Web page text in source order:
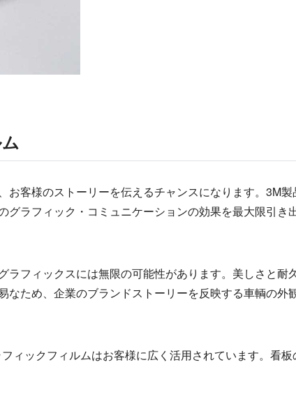
客様のストーリーを伝えるチャンスになります。3M
ラフィック・コミュニケーションの効果を最大限引き
フィックスには無限の可能性があります。美しさと
ため、企業のブランドストーリーを反映する車輌の外
ィックフィルムはお客様に広く活用されています。看